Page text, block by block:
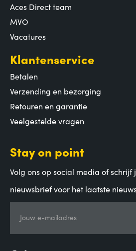
Aces Direct team
MVO
Vacatures
Klantenservice
Betalen
Verzending en bezorging
Retouren en garantie
Veelgestelde vragen
Stay on point
Volg ons op social media of schrijf
nieuwsbrief voor het laatste
Jouw e-mailadres